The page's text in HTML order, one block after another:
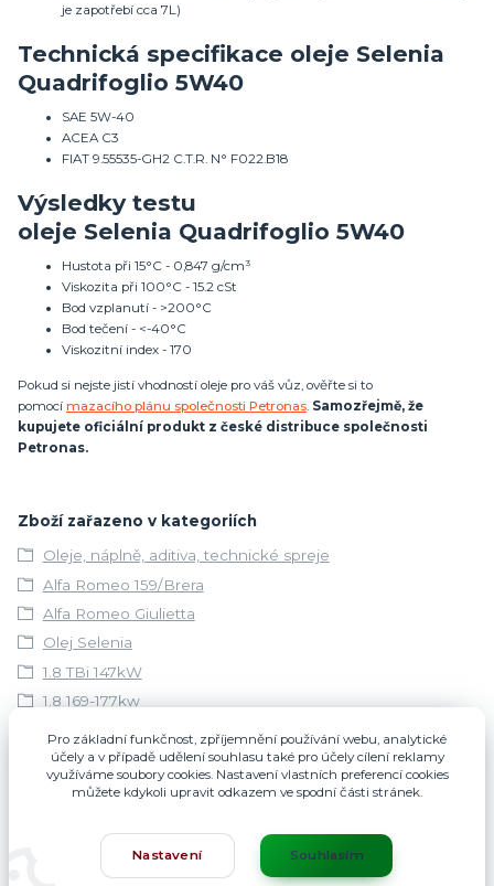
je zapotřebí cca 7L)
Technická specifikace oleje Selenia
Quadrifoglio 5W40
SAE 5W-40
ACEA C3
FIAT 9.55535-GH2 C.T.R. N° F022.B18
Výsledky testu
oleje Selenia Quadrifoglio 5W40
Hustota při 15°C - 0,847 g/cm³
Viskozita při 100°C - 15.2 cSt
Bod vzplanutí - >200°C
Bod tečení - <-40°C
Viskozitní index - 170
Pokud si nejste jistí vhodností oleje pro váš vůz, ověřte si to
pomocí mazacího plánu společnosti Petronas. Samozřejmě, že
kupujete oficiální produkt z české distribuce společnosti
Petronas.
Zboží zařazeno v kategoriích
Oleje, náplně, aditiva, technické spreje
Alfa Romeo 159/Brera
Alfa Romeo Giulietta
Olej Selenia
1.8 TBi 147kW
1.8 169-177kw
Provozní náplně
Provozní náplně
Pro základní funkčnost, zpříjemnění používání webu, analytické
účely a v případě udělení souhlasu také pro účely cílení reklamy
využíváme soubory cookies. Nastavení vlastních preferencí cookies
můžete kdykoli upravit odkazem ve spodní části stránek.
Nastavení Souhlasím